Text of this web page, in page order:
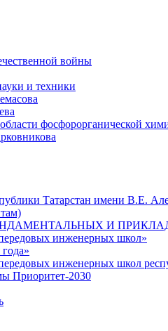
войны
и техники
фосфорорганической
Татарстан имени В.Е.
И
инженерных школ»
инженерных школ
Приоритет-2030